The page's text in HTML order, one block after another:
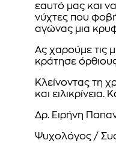
εαυτό μας και
νύχτες που
αγώνας μια
Ας χαρούμε τις
κράτησε
Κλείνοντας τη
και
Δρ. Ειρήνη
Ψυχολόγος /